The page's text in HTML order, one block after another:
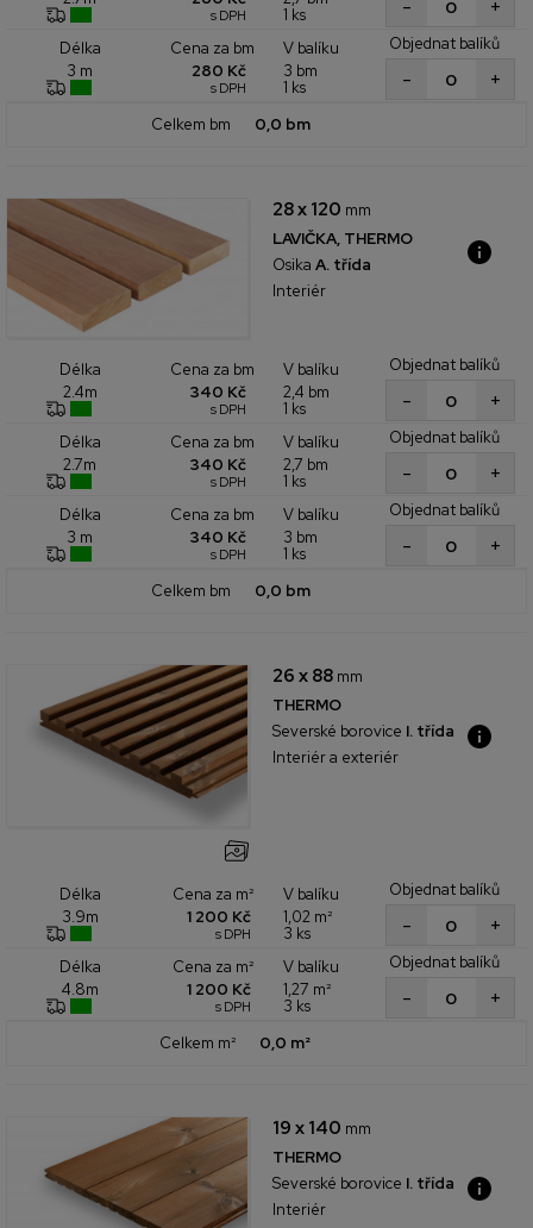
s DPH
1 ks
+
-
Délka
3 m
Cena za bm
280 Kč
s DPH
V balíku
3 bm
1 ks
Objednat balíků
+
-
Celkem bm 0,0 bm
28 x 120 mm
LAVIČKA, THERMO
Osika A. třída
Interiér
Délka
2.4m
Cena za bm
340 Kč
s DPH
V balíku
2,4 bm
1 ks
Objednat balíků
+
-
Délka
2.7m
Cena za bm
340 Kč
s DPH
V balíku
2,7 bm
1 ks
Objednat balíků
+
-
Délka
3 m
Cena za bm
340 Kč
s DPH
V balíku
3 bm
1 ks
Objednat balíků
+
-
Celkem bm 0,0 bm
26 x 88 mm
THERMO
Severské borovice I. třída
Interiér a exteriér
Délka
3.9m
Cena za m²
1 200 Kč
s DPH
V balíku
1,02 m²
3 ks
Objednat balíků
+
-
Délka
4.8m
Cena za m²
1 200 Kč
s DPH
V balíku
1,27 m²
3 ks
Objednat balíků
+
-
Celkem m² 0,0 m²
19 x 140 mm
THERMO
Severské borovice I. třída
Interiér